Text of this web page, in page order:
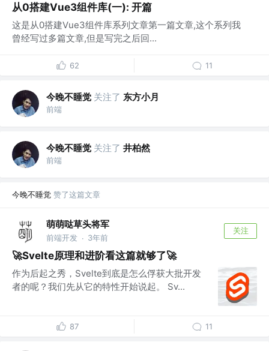
从0搭建Vue3组件库(一): 开篇
这是从0搭建Vue3组件库系列文章第一篇文章,这个系列我
曾经写过多篇文章,但是写完之后回...
62 11
今晚不睡觉 关注了 东方小月
前端
今晚不睡觉 关注了 井柏然
前端
今晚不睡觉 赞了这篇文章
萌萌哒草头将军
前端开发 · 3年前
关注
🚀Svelte原理和进阶看这篇就够了🚀
作为后起之秀，Svelte到底是怎么俘获大批开发
者的呢？我们先从它的特性开始说起。 Sv...
87 11